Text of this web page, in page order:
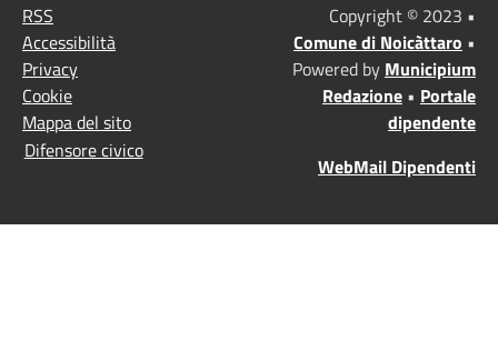
RSS
Accessibilità
Privacy
Cookie
Mappa del sito
Difensore civico
Copyright © 2023 •
Comune di Noicàttaro •
Powered by Municipium
Redazione • Portale
dipendente
WebMail Dipendenti